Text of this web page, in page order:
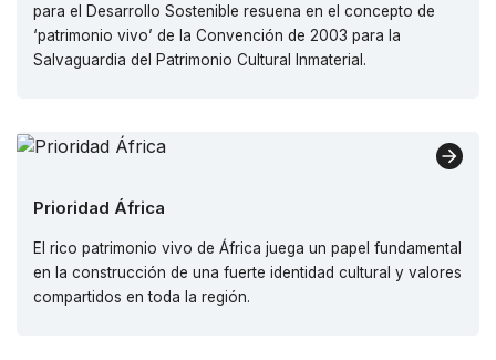
para el Desarrollo Sostenible resuena en el concepto de
‘patrimonio vivo’ de la Convención de 2003 para la
Salvaguardia del Patrimonio Cultural Inmaterial.
Prioridad África
El rico patrimonio vivo de África juega un papel fundamental
en la construcción de una fuerte identidad cultural y valores
compartidos en toda la región.